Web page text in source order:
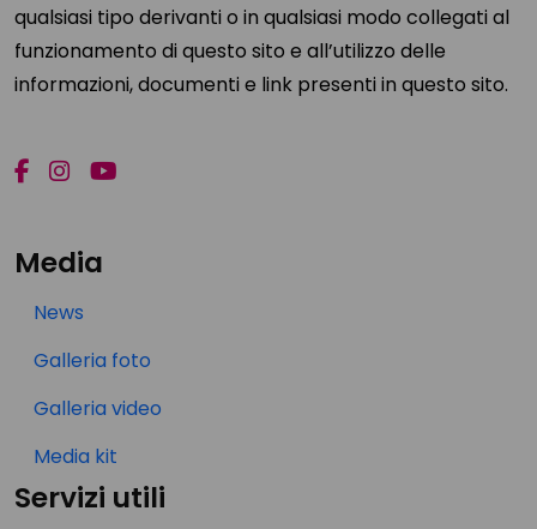
qualsiasi tipo derivanti o in qualsiasi modo collegati al
funzionamento di questo sito e all’utilizzo delle
informazioni, documenti e link presenti in questo sito.
Media
News
Galleria foto
Galleria video
Media kit
Servizi utili